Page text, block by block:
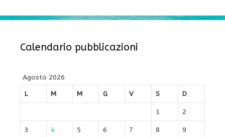
Calendario pubblicazioni
Agosto 2026
L
M M G V S D
1 2
3 4 5 6 7 8 9